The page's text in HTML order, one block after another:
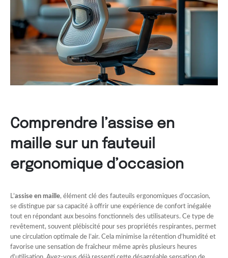
Comprendre l’assise en
maille sur un fauteuil
ergonomique d’occasion
L’assise en maille, élément clé des fauteuils ergonomiques d’occasion,
se distingue par sa capacité à offrir une expérience de confort inégalée
tout en répondant aux besoins fonctionnels des utilisateurs. Ce type de
revêtement, souvent plébiscité pour ses propriétés respirantes, permet
une circulation optimale de l’air. Cela minimise la rétention d’humidité et
favorise une sensation de fraîcheur même après plusieurs heures